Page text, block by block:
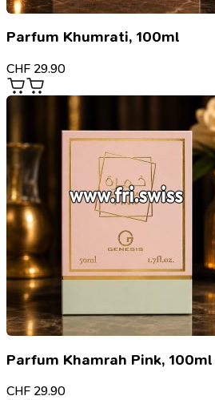
Parfum Khumrati, 100ml
CHF 29.90
Parfum Khamrah Pink, 100ml
CHF 29.90